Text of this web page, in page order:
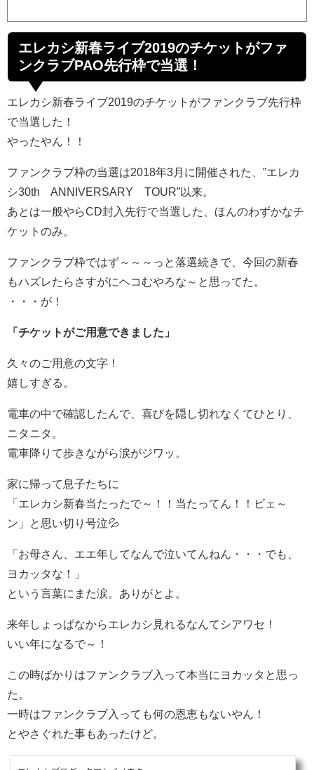
エレカシ新春ライブ2019のチケットがファ
ンクラブPAO先行枠で当選！
エレカシ新春ライブ2019のチケットがファンクラブ先行枠
で当選した！
やったやん！！
ファンクラブ枠の当選は2018年3月に開催された、”エレカ
シ30th ANNIVERSARY TOUR”以来。
あとは一般やらCD封入先行で当選した、ほんのわずかなチ
ケットのみ。
ファンクラブ枠ではず～～～っと落選続きで、今回の新春
もハズレたらさすがにヘコむやろな～と思ってた。
・・・が！
「チケットがご用意できました」
久々のご用意の文字！
嬉しすぎる。
電車の中で確認したんで、喜びを隠し切れなくてひとり、
ニタニタ。
電車降りて歩きながら涙がジワッ。
家に帰って息子たちに
「エレカシ新春当たったで～！！当たってん！！ビェ～
ン」と思い切り号泣💦
「お母さん、エエ年してなんで泣いてんねん・・・でも、
ヨカッタな！」
という言葉にまた涙。ありがとよ。
来年しょっぱなからエレカシ見れるなんてシアワセ！
いい年になるで～！
この時ばかりはファンクラブ入って本当にヨカッタと思っ
た。
一時はファンクラブ入っても何の恩恵もないやん！
とやさぐれた事もあったけど。